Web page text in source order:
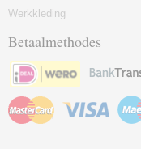
Werkkleding
Betaalmethodes